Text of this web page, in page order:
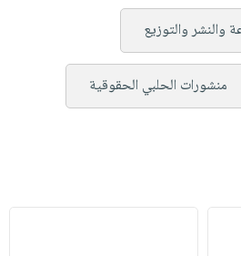
والنشر والتوزيع
منشورات الحلبي الحقوقية